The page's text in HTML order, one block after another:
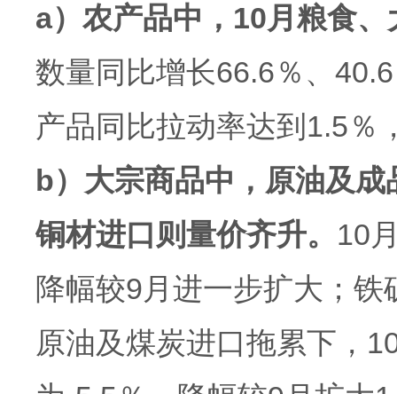
a）农产品中，10月粮食
数量同比增长66.6％、
产品同比拉动率达到1.5％
b）大宗商品中，原油及
铜材进口则量价齐升。 10
降幅较9月进一步扩大；
原油及煤炭进口拖累下，